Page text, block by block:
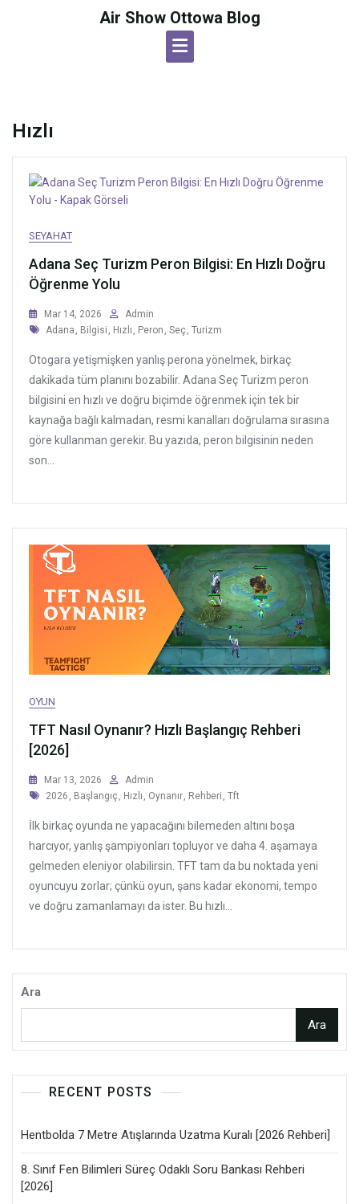
Air Show Ottowa Blog
Hızlı
SEYAHAT
Adana Seç Turizm Peron Bilgisi: En Hızlı Doğru
Öğrenme Yolu
Mar 14, 2026
Admin
Tags
Adana , Bilgisi , Hızlı , Peron , Seç , Turizm
Otogara yetişmişken yanlış perona yönelmek, birkaç
dakikada tüm planını bozabilir. Adana Seç Turizm peron
bilgisini en hızlı ve doğru biçimde öğrenmek için tek bir
kaynağa bağlı kalmadan, resmi kanalları doğrulama sırasına
göre kullanman gerekir. Bu yazıda, peron bilgisinin neden
son...
OYUN
TFT Nasıl Oynanır? Hızlı Başlangıç Rehberi
[2026]
Mar 13, 2026
Admin
Tags
2026 , Başlangıç , Hızlı , Oynanır, Rehberi , Tft
İlk birkaç oyunda ne yapacağını bilemeden altını boşa
harcıyor, yanlış şampiyonları topluyor ve daha 4. aşamaya
gelmeden eleniyor olabilirsin. TFT tam da bu noktada yeni
oyuncuyu zorlar; çünkü oyun, şans kadar ekonomi, tempo
ve doğru zamanlamayı da ister. Bu hızlı...
Ara
Ara
RECENT POSTS
Hentbolda 7 Metre Atışlarında Uzatma Kuralı [2026 Rehberi]
8. Sınıf Fen Bilimleri Süreç Odaklı Soru Bankası Rehberi
[2026]